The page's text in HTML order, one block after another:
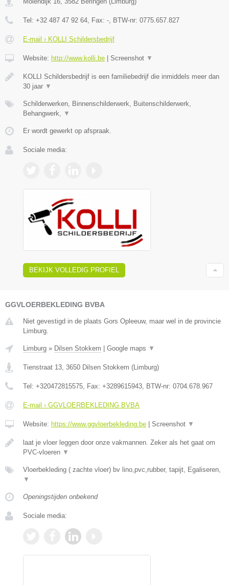
Tel: +32 487 47 92 64, Fax: -, BTW-nr: 0775.657.827
E-mail › KOLLI Schildersbedrijf
Website: http://www.kolli.be Screenshot ▼
KOLLI Schildersbedrijf is een familiebedrijf die inmiddels meer dan
30 jaar ▼
Schilderwerken, Binnenschilderwerk, Buitenschilderwerk,
Behangwerk, ▼
Er wordt gewerkt op afspraak.
Sociale media:
BEKIJK VOLLEDIG PROFIEL
GGVLOERBEKLEDING BVBA
Niet gevestigd in de plaats Gors Opleeuw, maar wel in de provincie
Limburg.
Limburg » Dilsen Stokkem Google maps ▼
Tienstraat 13, 3650 Dilsen Stokkem (Limburg)
Tel: +320472815575, Fax: +3289615943, BTW-nr: 0704.678.967
E-mail › GGVLOERBEKLEDING BVBA
Website: https://www.ggvloerbekleding.be Screenshot ▼
laat je vloer leggen door onze vakmannen. Zeker als het gaat om
PVC-vloeren ▼
Vloerbekleding ( zachte vloer) bv lino,pvc,rubber, tapijt, Egaliseren,
▼
Openingstijden onbekend
Sociale media: